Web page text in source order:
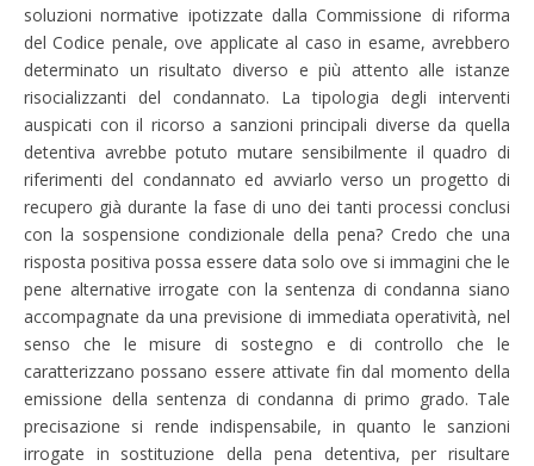
soluzioni normative ipotizzate dalla Commissione di riforma
del Codice penale, ove applicate al caso in esame, avrebbero
determinato un risultato diverso e più attento alle istanze
risocializzanti del condannato. La tipologia degli interventi
auspicati con il ricorso a sanzioni principali diverse da quella
detentiva avrebbe potuto mutare sensibilmente il quadro di
riferimenti del condannato ed avviarlo verso un progetto di
recupero già durante la fase di uno dei tanti processi conclusi
con la sospensione condizionale della pena? Credo che una
risposta positiva possa essere data solo ove si immagini che le
pene alternative irrogate con la sentenza di condanna siano
accompagnate da una previsione di immediata operatività, nel
senso che le misure di sostegno e di controllo che le
caratterizzano possano essere attivate fin dal momento della
emissione della sentenza di condanna di primo grado. Tale
precisazione si rende indispensabile, in quanto le sanzioni
irrogate in sostituzione della pena detentiva, per risultare